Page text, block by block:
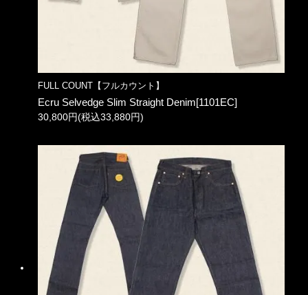
FULL COUNT【フルカウント】
Ecru Selvedge Slim Straight Denim[1101EC]
30,800円(税込33,880円)